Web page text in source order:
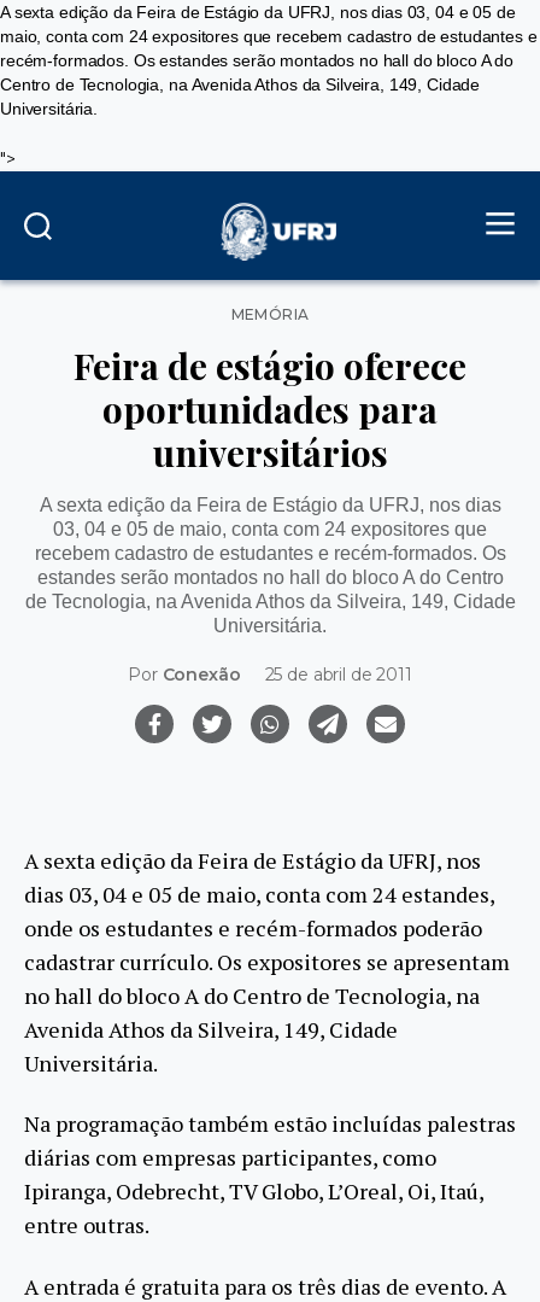
A sexta edição da Feira de Estágio da UFRJ, nos dias 03, 04 e 05 de
maio, conta com 24 expositores que recebem cadastro de estudantes e
recém-formados. Os estandes serão montados no hall do bloco A do
Centro de Tecnologia, na Avenida Athos da Silveira, 149, Cidade
Universitária.
">
Categorias
MEMÓRIA
Feira de estágio oferece
oportunidades para
universitários
A sexta edição da Feira de Estágio da UFRJ, nos dias
03, 04 e 05 de maio, conta com 24 expositores que
recebem cadastro de estudantes e recém-formados. Os
estandes serão montados no hall do bloco A do Centro
de Tecnologia, na Avenida Athos da Silveira, 149, Cidade
Universitária.
Por Conexão 25 de abril de 2011
A sexta edição da Feira de Estágio da UFRJ, nos
dias 03, 04 e 05 de maio, conta com 24 estandes,
onde os estudantes e recém-formados poderão
cadastrar currículo. Os expositores se apresentam
no hall do bloco A do Centro de Tecnologia, na
Avenida Athos da Silveira, 149, Cidade
Universitária.
Na programação também estão incluídas palestras
diárias com empresas participantes, como
Ipiranga, Odebrecht, TV Globo, L’Oreal, Oi, Itaú,
entre outras.
A entrada é gratuita para os três dias de evento. A